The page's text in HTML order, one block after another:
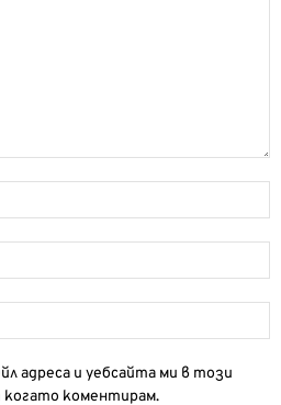
адреса и уебсайта ми в този
когато коментирам.